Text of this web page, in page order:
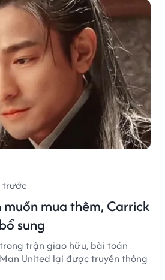
trước
muốn mua thêm, Carrick
sung
trong trận giao hữu, bài toán
United lại được truyền thông